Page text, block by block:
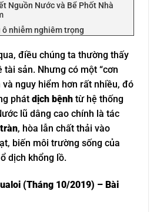
Nguồn Nước và Bể Phốt Nhà
ô nhiễm nghiêm trọng
Trường Sống
Phốt, Bể Ngầm Khẩn Cấp
Rửa, Vệ Sinh & Khử Trùng Bể
Tắc Toàn Diện & Xử Lý Môi
Quanh
Lý Vệ Sinh Môi Trường Sau Bão
Nguồn Nước Sạch Cho Trường
Lý Nhanh Tại Các “Điểm
Hà Nội
điều chúng ta thường thấy
sản. Nhưng có một “cơn
và nguy hiểm hơn rất nhiều, đó
phát dịch bệnh từ hệ thống
lũ dâng cao chính là tác
, hòa lẫn chất thải vào
biến môi trường sống của
dịch khổng lồ.
(Tháng 10/2019) – Bài